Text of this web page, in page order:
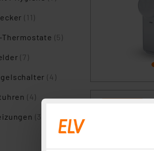
(11)
(5)
(7)
(4)
(4)
(3)